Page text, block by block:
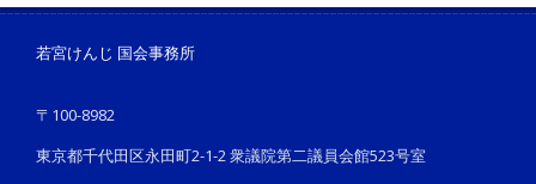
若宮けんじ 国会事務所
〒100-8982
東京都千代田区永田町2-1-2 衆議院第二議員会館523号室